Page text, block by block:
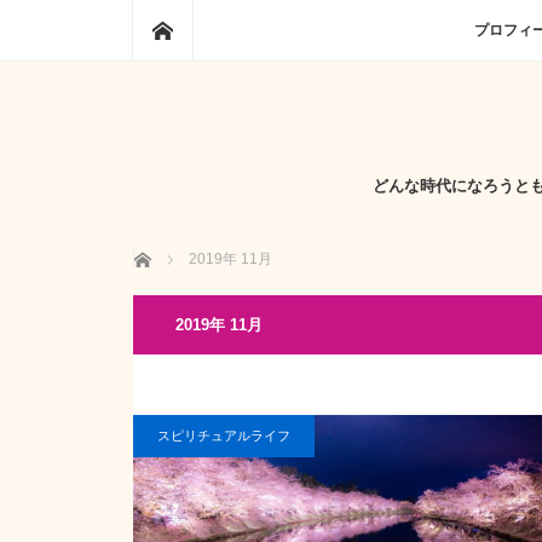
プロフィ
どんな時代になろうと
ホーム 2019年 11月
2019年 11月
スピリチュアルライフ